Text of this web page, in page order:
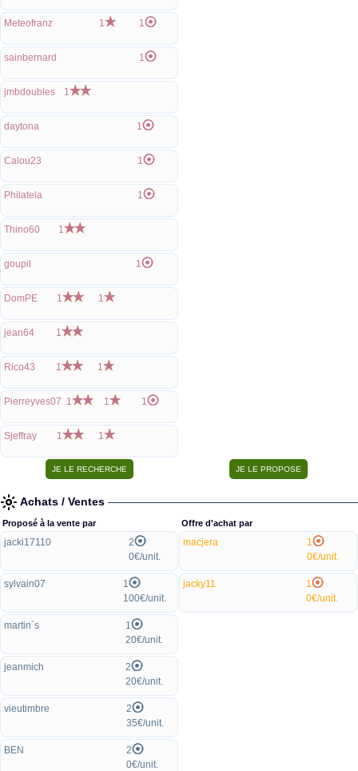
Meteofranz 1 1
sainbernard 1
jmbdoubles 1
daytona 1
Calou23 1
Philatela 1
Thino60 1
goupil 1
DomPE 1 1
jean64 1
Rico43 1 1
Pierreyves07 1 1 1
Sjeffray 1 1
Achats / Ventes
Proposé à la vente par
jacki17110
2
0€/unit.
sylvain07
1
100€/unit.
martin`s
1
20€/unit.
jeanmich
2
20€/unit.
vieutimbre
2
35€/unit.
BEN
2
0€/unit.
Offre d'achat par
macjera
1
0€/unit.
jacky11
1
0€/unit.